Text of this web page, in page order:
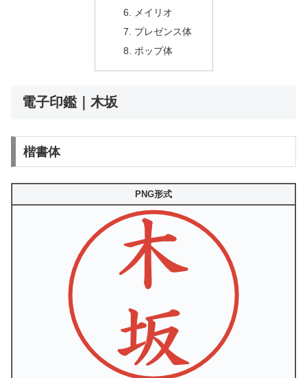
メイリオ
プレゼンス体
ポップ体
電子印鑑｜木坂
楷書体
PNG形式